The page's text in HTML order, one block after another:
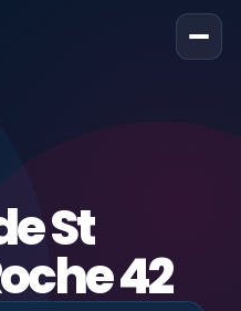
St
42